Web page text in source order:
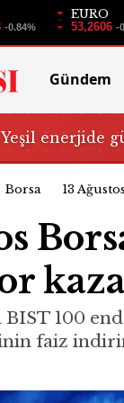
-0.84%
EURO
53,2606 -
Gündem
Yeşil enerjide
Borsa
13
100
faiz